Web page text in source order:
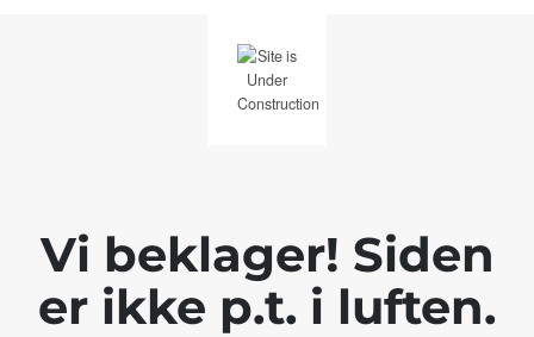
Vi beklager! Siden
er ikke p.t. i luften.